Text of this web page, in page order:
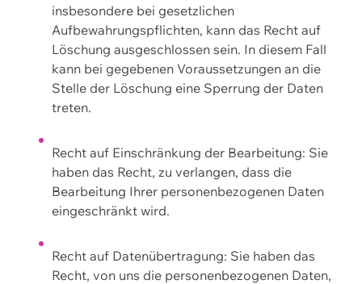
insbesondere bei gesetzlichen
Aufbewahrungspflichten, kann das Recht auf
Löschung ausgeschlossen sein. In diesem Fall
kann bei gegebenen Voraussetzungen an die
Stelle der Löschung eine Sperrung der Daten
treten.
Recht auf Einschränkung der Bearbeitung: Sie
haben das Recht, zu verlangen, dass die
Bearbeitung Ihrer personenbezogenen Daten
eingeschränkt wird.
Recht auf Datenübertragung: Sie haben das
Recht, von uns die personenbezogenen Daten,